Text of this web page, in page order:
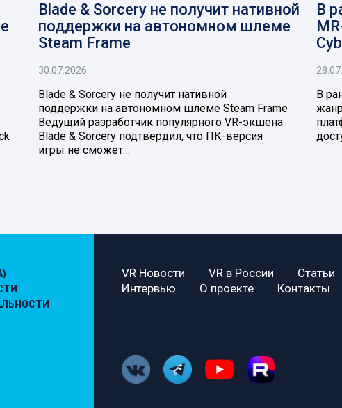
Blade & Sorcery не получит нативной
поддержки на автономном шлеме
Steam Frame
30.07.2026
Blade & Sorcery не получит нативной
поддержки на автономном шлеме Steam Frame
Ведущий разработчик популярного VR-экшена
Blade & Sorcery подтвердил, что ПК-версия
игры не сможет…
В
В
VR Новости VR в России
Статьи
Интервью
О проекте Контакты